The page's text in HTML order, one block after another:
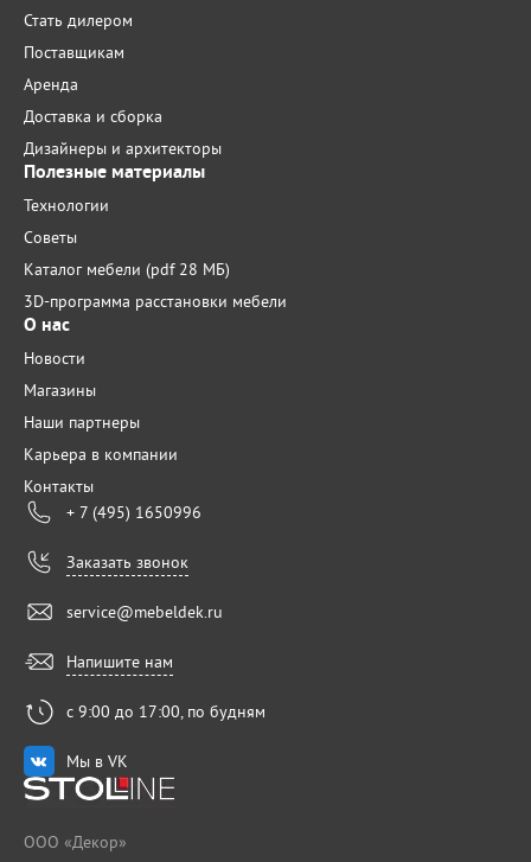
Стать дилером
Поставщикам
Аренда
Доставка и сборка
Дизайнеры и архитекторы
Полезные материалы
Технологии
Советы
Каталог мебели (pdf 28 МБ)
3D-программа расстановки мебели
О нас
Новости
Магазины
Наши партнеры
Карьера в компании
Контакты
+ 7 (495) 1650996
Заказать звонок
service@mebeldek.ru
Напишите нам
с 9:00 до 17:00, по будням
Мы в VK
ООО «Декор»